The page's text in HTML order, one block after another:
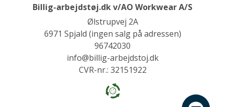
Billig-arbejdstøj.dk v/AO Workwear A/S
Ølstrupvej 2A
6971 Spjald (ingen salg på adressen)
96742030
info@billig-arbejdstoj.dk
CVR-nr.: 32151922